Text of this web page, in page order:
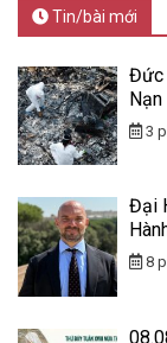
Tin/bài mới
Đức
3
Đại
8